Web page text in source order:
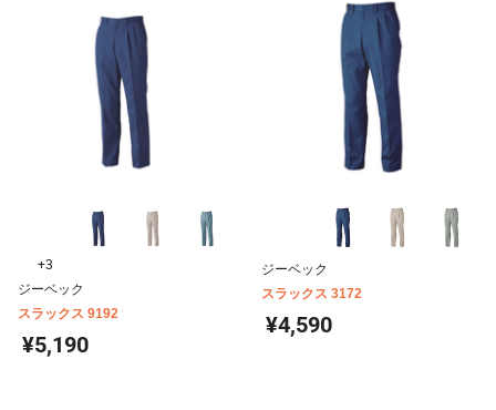
+3
ジーベック
スラックス 9192
¥5,190
ジーベック
スラックス 3172
¥4,590